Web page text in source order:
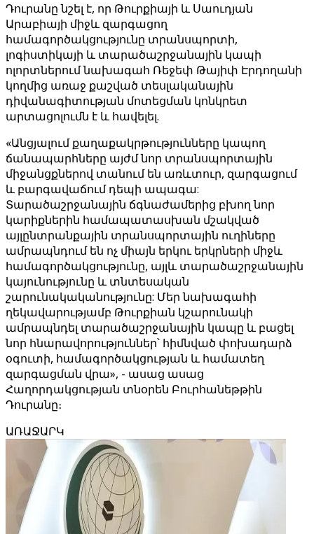
Դուրանը նշել է, որ Թուրքիայի և Սաուդյան
Արաբիայի միջև զարգացող
համագործակցությունը տրանսպորտի,
լոգիստիկայի և տարածաշրջանային կապի
ոլորտներում նախագահ Ռեջեփ Թայիփ Էրդողանի
կողմից առաջ քաշված տեսլականային
դիվանագիտության մոտեցման կոնկրետ
արտացոլումն է և հավելել.
«Անցյալում քաղաքակրթությունները կապող
ճանապարհները այժմ նոր տրանսպորտային
միջանցքներով տանում են առևտուր, զարգացում
և բարգավաճում դեպի ապագա:
Տարածաշրջանային ճգնաժամերից բխող նոր
կարիքներին համապատասխան մշակված
այլընտրանքային տրանսպորտային ուղիները
ամրապնդում են ոչ միայն երկու երկրների միջև
համագործակցությունը, այլև տարածաշրջանային
կայունությունը և տնտեսական
շարունակականությունը: Մեր նախագահի
ղեկավարությամբ Թուրքիան կշարունակի
ամրապնդել տարածաշրջանային կապը և բացել
նոր հնարավորություններ՝ հիմնված փոխադարձ
օգուտի, համագործակցության և համատեղ
զարգացման վրա», - ասաց ասաց
Հաղորդակցության տնօրեն Բուրհանեթթին
Դուրանը։
ԱՌԱՋԱՐԿ